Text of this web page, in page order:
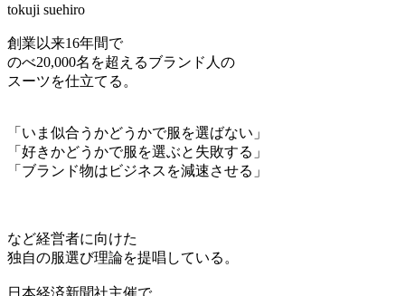
tokuji suehiro
創業以来16年間で
のべ20,000名を超えるブランド人の
スーツを仕立てる。
「いま似合うかどうかで服を選ばない」
「好きかどうかで服を選ぶと失敗する」
「ブランド物はビジネスを減速させる」
など経営者に向けた
独自の服選び理論を提唱している。
日本経済新聞社主催で